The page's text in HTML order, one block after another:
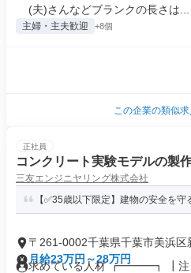
(夫)さんなどブランクの長さは...
主婦・主夫歓迎 +8個
この企業の類似
正社員
コンクリート実験モデルの製
三友エンジニヤリング株式会社
【✅35歳以下限定】建物の安全を守
〒261-0002千葉県千葉市美浜区
月給23万円～28万円
求めている人材 ┏━━━┓ ┃注